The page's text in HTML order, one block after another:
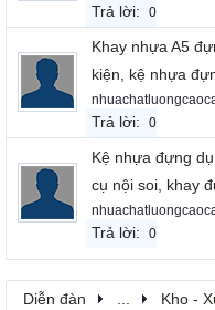
Trả lời: 0
Khay nhựa A5
kiện, kệ nhựa
Trả lời: 0
Kệ nhựa đựng
cụ nội soi, khay
Trả lời: 0
Diễn đàn ... Kho -